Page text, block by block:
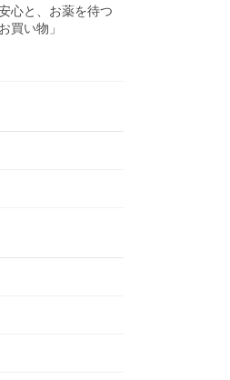
心と、お薬を待つ
買い物」